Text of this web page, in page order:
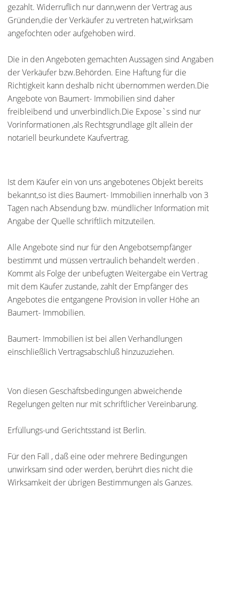
gezahlt. Widerruflich nur dann,wenn der Vertrag aus
Gründen,die der Verkäufer zu vertreten hat,wirksam
angefochten oder aufgehoben wird.
Die in den Angeboten gemachten Aussagen sind Angaben
der Verkäufer bzw.Behörden. Eine Haftung für die
Richtigkeit kann deshalb nicht übernommen werden.Die
Angebote von Baumert- Immobilien sind daher
freibleibend und unverbindlich.Die Expose`s sind nur
Vorinformationen ,als Rechtsgrundlage gilt allein der
notariell beurkundete Kaufvertrag.
Ist dem Käufer ein von uns angebotenes Objekt bereits
bekannt,so ist dies Baumert- Immobilien innerhalb von 3
Tagen nach Absendung bzw. mündlicher Information mit
Angabe der Quelle schriftlich mitzuteilen.
Alle Angebote sind nur für den Angebotsempfänger
bestimmt und müssen vertraulich behandelt werden .
Kommt als Folge der unbefugten Weitergabe ein Vertrag
mit dem Käufer zustande, zahlt der Empfänger des
Angebotes die entgangene Provision in voller Höhe an
Baumert- Immobilien.
Baumert- Immobilien ist bei allen Verhandlungen
einschließlich Vertragsabschluß hinzuzuziehen.
Von diesen Geschäftsbedingungen abweichende
Regelungen gelten nur mit schriftlicher Vereinbarung.
Erfüllungs-und Gerichtsstand ist Berlin.
Für den Fall , daß eine oder mehrere Bedingungen
unwirksam sind oder werden, berührt dies nicht die
Wirksamkeit der übrigen Bestimmungen als Ganzes.